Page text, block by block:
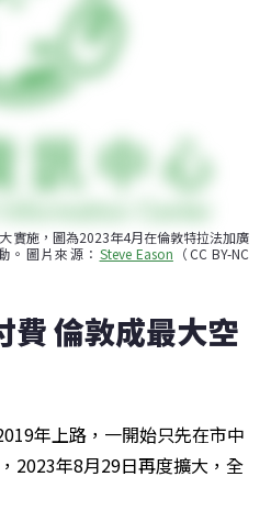
實施，圖為2023年4月在倫敦特拉法加廣
。圖片來源： Steve Eason （CC BY-NC
費 倫敦成最大空
年上路，一開始只先在市中
2023年8月29日再度擴大，全